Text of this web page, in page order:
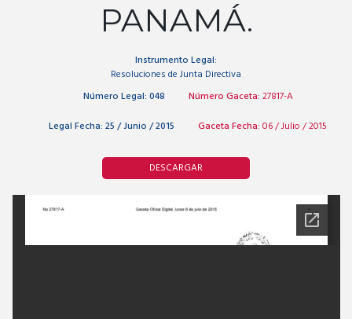
PANAMÁ.
Instrumento Legal:
Resoluciones de Junta Directiva
Número Legal: 048 Número Gaceta: 27817-A
Legal Fecha: 25 / Junio / 2015 Gaceta Fecha: 06 / Julio / 2015
DESCARGAR